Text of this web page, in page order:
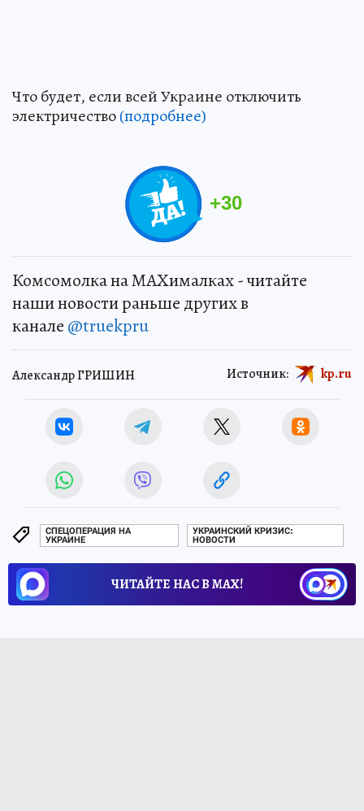
Что будет, если всей Украине отключить
электричество(подробнее)
+30
Комсомолка на MAXималках - читайте
наши новости раньше других в
канале @truekpru
Александр ГРИШИН Источник: kp.ru
СПЕЦОПЕРАЦИЯ НА
УКРАИНЕ
УКРАИНСКИЙ КРИЗИС:
НОВОСТИ
ЧИТАЙТЕ НАС В МАХ!